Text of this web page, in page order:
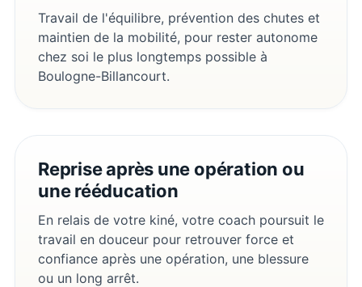
Travail de l'équilibre, prévention des chutes et
maintien de la mobilité, pour rester autonome
chez soi le plus longtemps possible à
Boulogne-Billancourt.
Reprise après une opération ou
une rééducation
En relais de votre kiné, votre coach poursuit le
travail en douceur pour retrouver force et
confiance après une opération, une blessure
ou un long arrêt.